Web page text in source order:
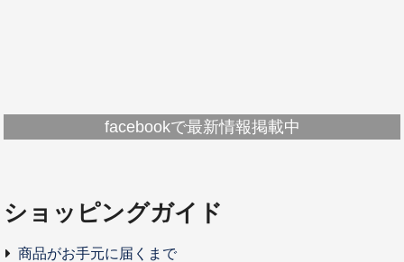
facebookで最新情報掲載中
ショッピングガイド
商品がお手元に届くまで